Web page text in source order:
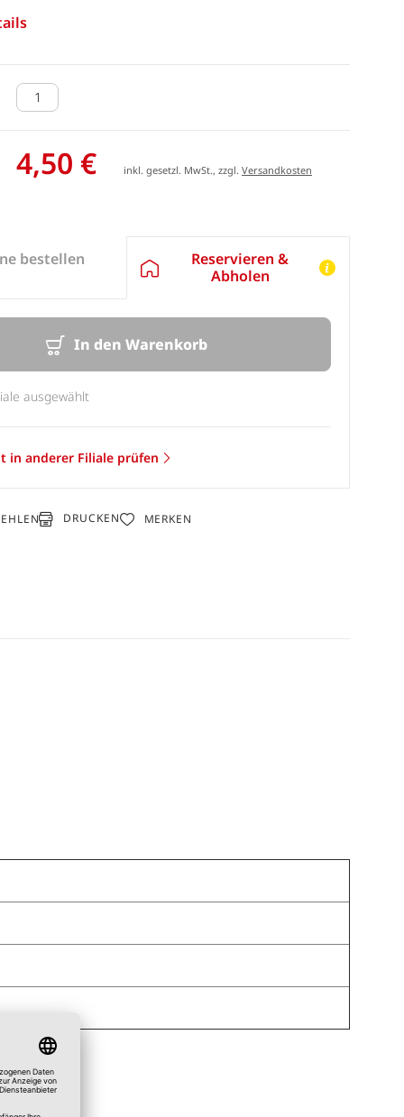
4,50 € inkl. gesetzl. MwSt., zzgl.Versandkosten
bestellen
Reservieren &
Abholen
In den Warenkorb
ausgewählt
in anderer Filiale prüfen
DRUCKEN MERKEN